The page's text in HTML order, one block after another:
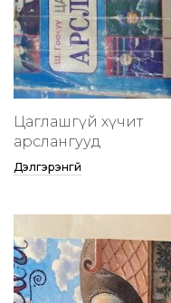
Цаглашгүй хүчит
арслангууд
Дэлгэрэнгүй